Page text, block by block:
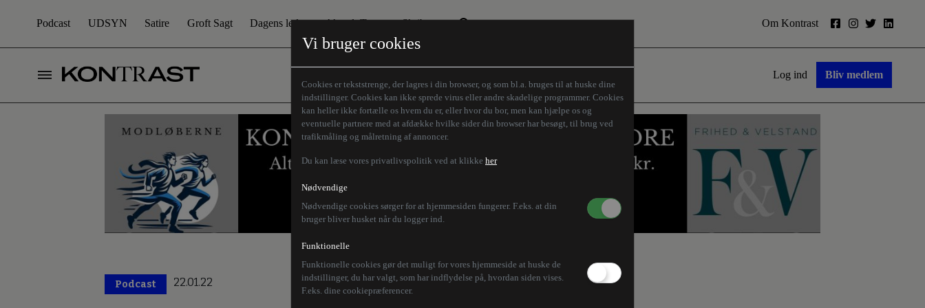
Vi bruger cookies
Cookies er tekststrenge, der lagres i din browser, og som bl.a. bruges til at huske dine
indstillinger. Cookies kan ikke sprede virus eller andre skadelige programmer. Cookies
kan heller ikke fortælle os hvem du er, eller hvor du bor, men kan hjælpe os og
eventuelle partnere med at afdække hvilke sider din browser har besøgt, til brug ved
trafikmåling og målretning af annoncer.
Du kan læse vores privatlivspolitik ved at klikke her
Nødvendige
Nødvendige cookies sørger for at hjemmesiden fungerer. F.eks. at din
bruger bliver husket når du logger ind.
Funktionelle
Funktionelle cookies gør det muligt for vores hjemmeside at huske de
indstillinger, du har valgt, som har indflydelse på, hvordan siden vises.
F.eks. dine cookiepræferencer.
Podcast UDSYN Satire Groft Sagt Dagens leder Aktuelt Tema
Den borgelige brille
Humaniora forfra
Store Danskere
Skribenter
Z-aksen
Om Kontrast
Log ind Bliv medlem
Podcast 22.01.22